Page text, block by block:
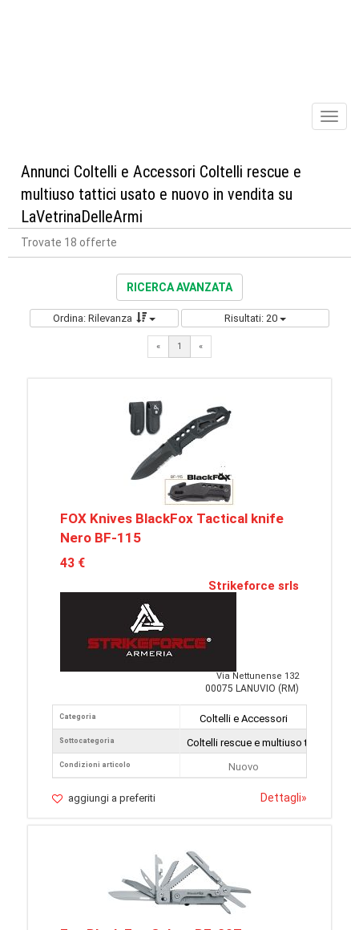
Annunci Coltelli e Accessori Coltelli rescue e
multiuso tattici usato e nuovo in vendita su
LaVetrinaDelleArmi
Trovate 18 offerte
RICERCA AVANZATA
Ordina: Rilevanza Risultati: 20
« 1 «
FOX Knives BlackFox Tactical knife
Nero BF-115
43 €
Strikeforce srls
Via Nettunense 132
00075 LANUVIO (RM)
Categoria
Sottocategoria
Condizioni articolo
Coltelli e Accessori
Coltelli rescue e multiuso tattici
Nuovo
aggiungi a preferiti Dettagli»